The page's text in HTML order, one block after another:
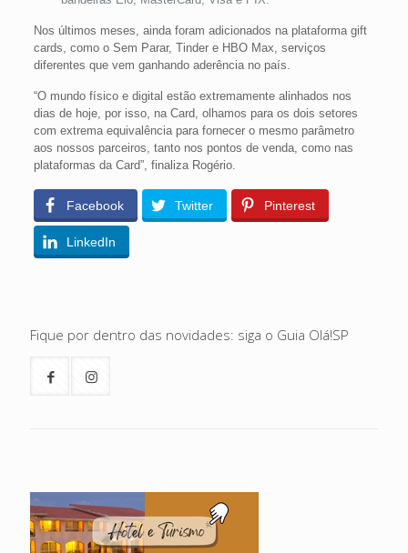
Nos últimos meses, ainda foram adicionados na plataforma gift
cards, como o Sem Parar, Tinder e HBO Max, serviços
diferentes que vem ganhando aderência no país.
“O mundo físico e digital estão extremamente alinhados nos
dias de hoje, por isso, na Card, olhamos para os dois setores
com extrema equivalência para fornecer o mesmo parâmetro
aos nossos parceiros, tanto nos pontos de venda, como nas
plataformas da Card”, finaliza Rogério.
Facebook Twitter Pinterest
LinkedIn
Fique por dentro das novidades: siga o Guia Olá!SP